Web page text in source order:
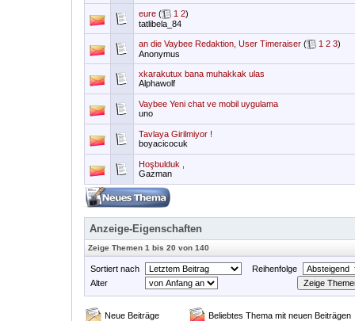
eure ( 1 2)
tatlibela_84
an die Vaybee Redaktion, User Timeraiser ( 1 2 3)
Anonymus
xkarakutux bana muhakkak ulas
Alphawolf
Vaybee Yeni chat ve mobil uygulama
uno
Tavlaya Girilmiyor !
boyacicocuk
Hoşbulduk ,
Gazman
Anzeige-Eigenschaften
Zeige Themen 1 bis 20 von 140
Sortiert nach
Reihenfolge
Alter
Neue Beiträge
Beliebtes Thema mit neuen Beiträgen